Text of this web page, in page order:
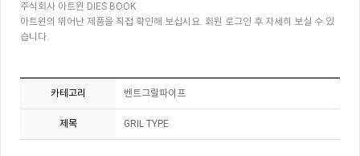
주식회사 아트윈 DIES BOOK
아트윈의 뛰어난 제품을 직접 확인해 보십시요. 회원 로그인 후 자세히 보실 수 있
습니다.
카테고리 벤트그릴파이프
제목 GRIL TYPE